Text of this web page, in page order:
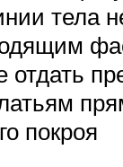
тела
отдать
покроя